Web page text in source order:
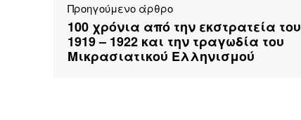
Προηγούμενο άρθρο
100 χρόνια από την εκστρατεία του
1919 – 1922 και την τραγωδία του
Μικρασιατικού Ελληνισμού